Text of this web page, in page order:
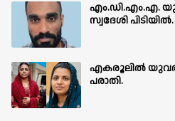
എം.ഡി.എം.എ.
സ്വദേശി പിടിയിൽ.
എകരൂലിൽ
പരാതി.